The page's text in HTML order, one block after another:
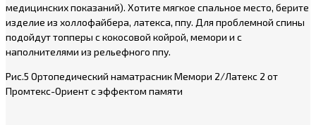
медицинских показаний). Хотите мягкое спальное место, берите
изделие из холлофайбера, латекса, ппу. Для проблемной спины
подойдут топперы с кокосовой койрой, мемори и с
наполнителями из рельефного ппу.
Рис.5 Ортопедический наматрасник Мемори 2/Латекс 2 от
Промтекс-Ориент с эффектом памяти